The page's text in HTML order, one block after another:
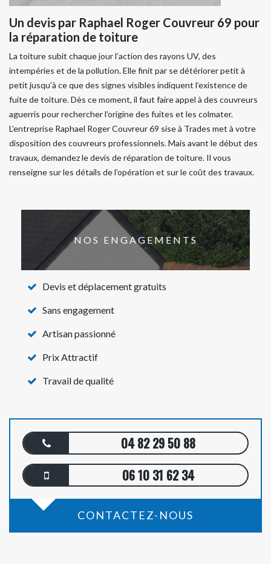
Un devis par Raphael Roger Couvreur 69 pour
la réparation de toiture
La toiture subit chaque jour l’action des rayons UV, des
intempéries et de la pollution. Elle finit par se détériorer petit à
petit jusqu’à ce que des signes visibles indiquent l’existence de
fuite de toiture. Dès ce moment, il faut faire appel à des couvreurs
aguerris pour rechercher l’origine des fuites et les colmater.
L’entreprise Raphael Roger Couvreur 69 sise à Trades met à votre
disposition des couvreurs professionnels. Mais avant le début des
travaux, demandez le devis de réparation de toiture. Il vous
renseigne sur les détails de l’opération et sur le coût des travaux.
NOS ENGAGEMENTS
Devis et déplacement gratuits
Sans engagement
Artisan passionné
Prix Attractif
Travail de qualité
04 82 29 50 88
06 10 31 62 34
CONTACTEZ-NOUS